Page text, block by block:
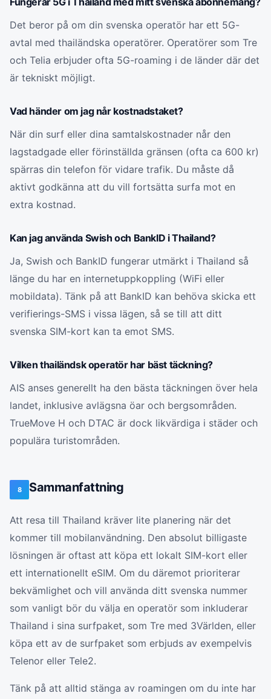
Det beror på om din svenska operatör har ett 5G-
avtal med thailändska operatörer. Operatörer som Tre
och Telia erbjuder ofta 5G-roaming i de länder där det
är tekniskt möjligt.
Vad händer om jag når kostnadstaket?
När din surf eller dina samtalskostnader når den
lagstadgade eller förinställda gränsen (ofta ca 600 kr)
spärras din telefon för vidare trafik. Du måste då
aktivt godkänna att du vill fortsätta surfa mot en
extra kostnad.
Kan jag använda Swish och BankID i Thailand?
Ja, Swish och BankID fungerar utmärkt i Thailand så
länge du har en internetuppkoppling (WiFi eller
mobildata). Tänk på att BankID kan behöva skicka ett
verifierings-SMS i vissa lägen, så se till att ditt
svenska SIM-kort kan ta emot SMS.
Vilken thailändsk operatör har bäst täckning?
AIS anses generellt ha den bästa täckningen över hela
landet, inklusive avlägsna öar och bergsområden.
TrueMove H och DTAC är dock likvärdiga i städer och
populära turistområden.
8 Sammanfattning
Att resa till Thailand kräver lite planering när det
kommer till mobilanvändning. Den absolut billigaste
lösningen är oftast att köpa ett lokalt SIM-kort eller
ett internationellt eSIM. Om du däremot prioriterar
bekvämlighet och vill använda ditt svenska nummer
som vanligt bör du välja en operatör som inkluderar
Thailand i sina surfpaket, som Tre med 3Världen, eller
köpa ett av de surfpaket som erbjuds av exempelvis
Telenor eller Tele2.
Tänk på att alltid stänga av roamingen om du inte har